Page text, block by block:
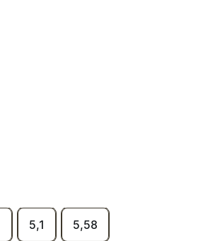
5,1 5,58